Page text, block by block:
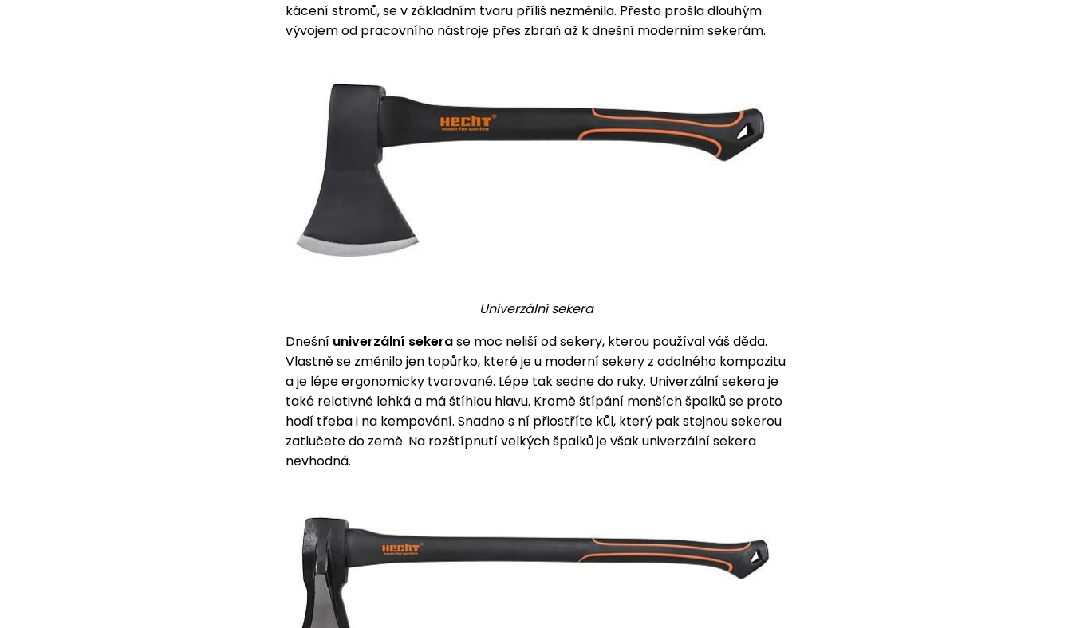
kácení stromů, se v základním tvaru příliš nezměnila. Přesto prošla dlouhým
vývojem od pracovního nástroje přes zbraň až k dnešní moderním sekerám.
Univerzální sekera
Dnešní univerzální sekerase moc neliší od sekery, kterou používal váš děda.
Vlastně se změnilo jen topůrko, které je u moderní sekery z odolného kompozitu
a je lépe ergonomicky tvarované. Lépe tak sedne do ruky. Univerzální sekera je
také relativně lehká a má štíhlou hlavu. Kromě štípání menších špalků se proto
hodí třeba i na kempování. Snadno s ní přiostříte kůl, který pak stejnou sekerou
zatlučete do země. Na rozštípnutí velkých špalků je však univerzální sekera
nevhodná.